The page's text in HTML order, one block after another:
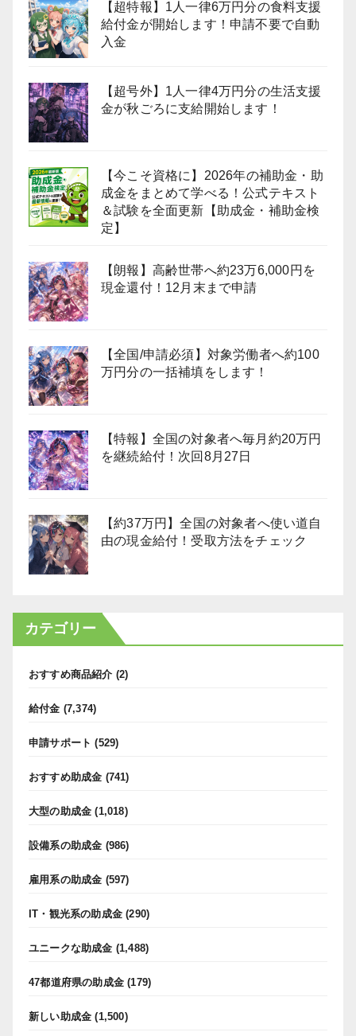
【超特報】1人一律6万円分の食料支援
給付金が開始します！申請不要で自動
入金
【超号外】1人一律4万円分の生活支援
金が秋ごろに支給開始します！
【今こそ資格に】2026年の補助金・助
成金をまとめて学べる！公式テキスト
＆試験を全面更新【助成金・補助金検
定】
【朗報】高齢世帯へ約23万6,000円を
現金還付！12月末まで申請
【全国/申請必須】対象労働者へ約100
万円分の一括補填をします！
【特報】全国の対象者へ毎月約20万円
を継続給付！次回8月27日
【約37万円】全国の対象者へ使い道自
由の現金給付！受取方法をチェック
カテゴリー
おすすめ商品紹介 (2)
給付金 (7,374)
申請サポート (529)
おすすめ助成金 (741)
大型の助成金 (1,018)
設備系の助成金 (986)
雇用系の助成金 (597)
IT・観光系の助成金 (290)
ユニークな助成金 (1,488)
47都道府県の助成金 (179)
新しい助成金 (1,500)